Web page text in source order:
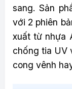
sang. Sản
với 2 phiên
xuất từ nhựa
chống tia UV
cong vênh